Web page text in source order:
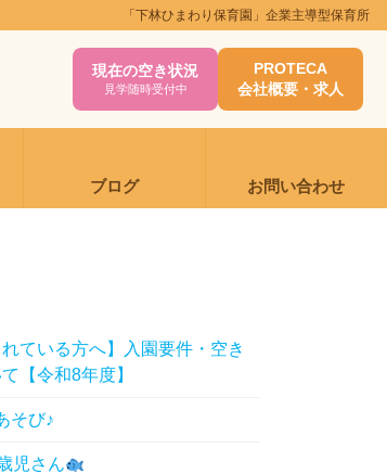
「下林ひまわり保育園」企業主導型保育所
現在の空き状況
見学随時受付中
PROTECA
会社概要・求人
ブログ お問い合わせ
れている方へ】入園要件・空き
【令和8年度】
そび♪
児さん